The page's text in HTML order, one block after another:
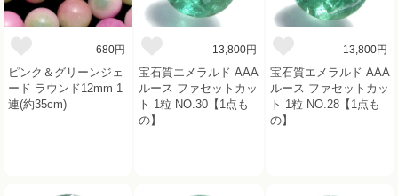
680円
ピンク＆グリーンジェ
ード ラウンド12mm 1
連(約35cm)
13,800円
宝石質エメラルド AAA
ルース ファセットカッ
ト 1粒 NO.30【1点も
の】
13,800円
宝石質エメラルド AAA
ルース ファセットカッ
ト 1粒 NO.28【1点も
の】